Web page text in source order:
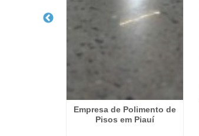
Empresa de Polimento de
Pisos em Piauí